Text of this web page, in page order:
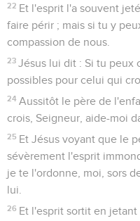
22 Et l'esprit l'a souvent
faire périr ; mais si tu y
compassion de nous.
23 Jésus lui dit : Si tu peux
possibles pour celui qui
24 Aussitôt le père de
crois, Seigneur, aide-moi
25 Et Jésus voyant que le
sévèrement l'esprit
je te l'ordonne, moi, sors
lui.
26 Et l'esprit sortit en